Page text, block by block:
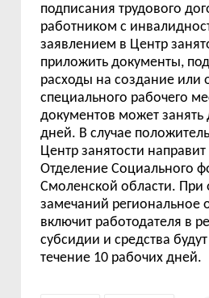
подписания трудового
работником с
заявлением в Центр
приложить документы,
расходы на создание или
специального рабочего
документов может занять
дней. В случае
Центр занятости
Отделение Социального
Смоленской области. При
замечаний региональное
включит работодателя в
субсидии и средства
течение 10 рабочих дней.